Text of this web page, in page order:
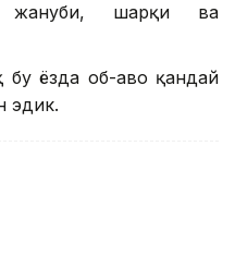
жануби, шарқи ва
ёзда об-ҳаво қандай
эдик.